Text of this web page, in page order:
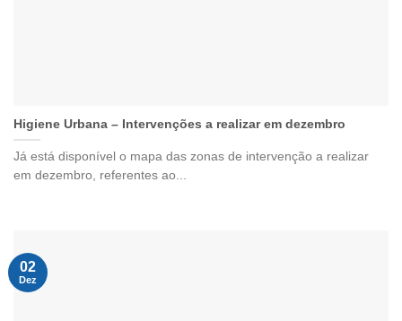
Higiene Urbana – Intervenções a realizar em dezembro
Já está disponível o mapa das zonas de intervenção a realizar
em dezembro, referentes ao...
02
Dez